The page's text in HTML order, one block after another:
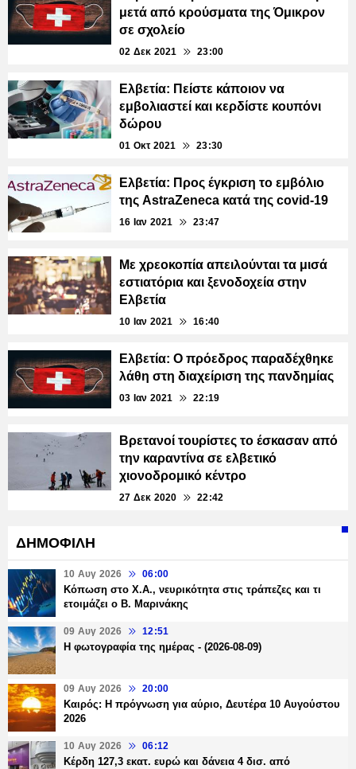
μετά από κρούσματα της Όμικρον
σε σχολείο
02 Δεκ 2021 23:00
Ελβετία: Πείστε κάποιον να
εμβολιαστεί και κερδίστε κουπόνι
δώρου
01 Οκτ 2021 23:30
Ελβετία: Προς έγκριση το εμβόλιο
της AstraZeneca κατά της covid-19
16 Ιαν 2021 23:47
Με χρεοκοπία απειλούνται τα μισά
εστιατόρια και ξενοδοχεία στην
Ελβετία
10 Ιαν 2021 16:40
Ελβετία: Ο πρόεδρος παραδέχθηκε
λάθη στη διαχείριση της πανδημίας
03 Ιαν 2021 22:19
Βρετανοί τουρίστες το έσκασαν από
την καραντίνα σε ελβετικό
χιονοδρομικό κέντρο
27 Δεκ 2020 22:42
ΔΗΜΟΦΙΛΗ
10 Αυγ 2026 06:00
Κόπωση στο Χ.Α., νευρικότητα στις τράπεζες και τι
ετοιμάζει ο Β. Μαρινάκης
09 Αυγ 2026 12:51
Η φωτογραφία της ημέρας - (2026-08-09)
09 Αυγ 2026 20:00
Καιρός: Η πρόγνωση για αύριο, Δευτέρα 10 Αυγούστου
2026
10 Αυγ 2026 06:12
Κέρδη 127,3 εκατ. ευρώ και δάνεια 4 δισ. από